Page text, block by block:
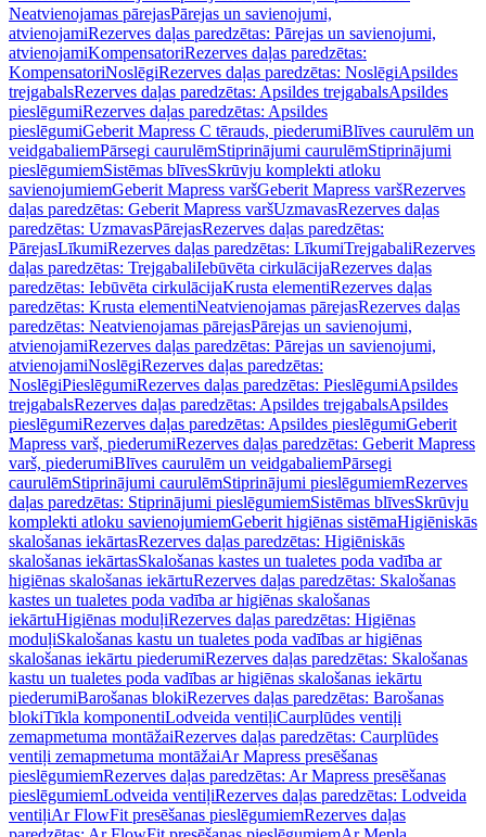
Neatvienojamas pārejasPārejas un savienojumi,
atvienojamiRezerves daļas paredzētas: Pārejas un savienojumi,
atvienojamiKompensatoriRezerves daļas paredzētas:
KompensatoriNoslēgiRezerves daļas paredzētas: NoslēgiApsildes
trejgabalsRezerves daļas paredzētas: Apsildes trejgabalsApsildes
pieslēgumiRezerves daļas paredzētas: Apsildes
pieslēgumiGeberit Mapress C tērauds, piederumiBlīves caurulēm un
veidgabaliemPārsegi caurulēmStiprinājumi caurulēmStiprinājumi
pieslēgumiemSistēmas blīvesSkrūvju komplekti atloku
savienojumiemGeberit Mapress varšGeberit Mapress varšRezerves
daļas paredzētas: Geberit Mapress varšUzmavasRezerves daļas
paredzētas: UzmavasPārejasRezerves daļas paredzētas:
PārejasLīkumiRezerves daļas paredzētas: LīkumiTrejgabaliRezerves
daļas paredzētas: TrejgabaliIebūvēta cirkulācijaRezerves daļas
paredzētas: Iebūvēta cirkulācijaKrusta elementiRezerves daļas
paredzētas: Krusta elementiNeatvienojamas pārejasRezerves daļas
paredzētas: Neatvienojamas pārejasPārejas un savienojumi,
atvienojamiRezerves daļas paredzētas: Pārejas un savienojumi,
atvienojamiNoslēgiRezerves daļas paredzētas:
NoslēgiPieslēgumiRezerves daļas paredzētas: PieslēgumiApsildes
trejgabalsRezerves daļas paredzētas: Apsildes trejgabalsApsildes
pieslēgumiRezerves daļas paredzētas: Apsildes pieslēgumiGeberit
Mapress varš, piederumiRezerves daļas paredzētas: Geberit Mapress
varš, piederumiBlīves caurulēm un veidgabaliemPārsegi
caurulēmStiprinājumi caurulēmStiprinājumi pieslēgumiemRezerves
daļas paredzētas: Stiprinājumi pieslēgumiemSistēmas blīvesSkrūvju
komplekti atloku savienojumiemGeberit higiēnas sistēmaHigiēniskās
skalošanas iekārtasRezerves daļas paredzētas: Higiēniskās
skalošanas iekārtasSkalošanas kastes un tualetes poda vadība ar
higiēnas skalošanas iekārtuRezerves daļas paredzētas: Skalošanas
kastes un tualetes poda vadība ar higiēnas skalošanas
iekārtuHigiēnas moduļiRezerves daļas paredzētas: Higiēnas
moduļiSkalošanas kastu un tualetes poda vadības ar higiēnas
skalošanas iekārtu piederumiRezerves daļas paredzētas: Skalošanas
kastu un tualetes poda vadības ar higiēnas skalošanas iekārtu
piederumiBarošanas blokiRezerves daļas paredzētas: Barošanas
blokiTīkla komponentiLodveida ventiļiCaurplūdes ventiļi
zemapmetuma montāžaiRezerves daļas paredzētas: Caurplūdes
ventiļi zemapmetuma montāžaiAr Mapress presēšanas
pieslēgumiemRezerves daļas paredzētas: Ar Mapress presēšanas
pieslēgumiemLodveida ventiļiRezerves daļas paredzētas: Lodveida
ventiļiAr FlowFit presēšanas pieslēgumiemRezerves daļas